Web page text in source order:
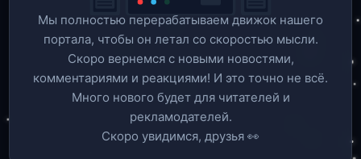
Мы полностью перерабатываем движок нашего
портала, чтобы он летал со скоростью мысли.
Скоро вернемся c новыми новостями,
комментариями и реакциями! И это точно не всё.
Много нового будет для читателей и
рекламодателей.
Скоро увидимся, друзья 👀